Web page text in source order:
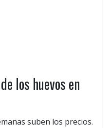
los huevos en
suben los precios.